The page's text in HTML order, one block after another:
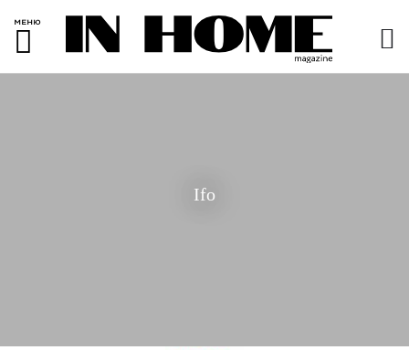
МЕНЮ
Ifo